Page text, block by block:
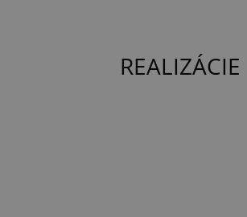
REALIZÁCIE